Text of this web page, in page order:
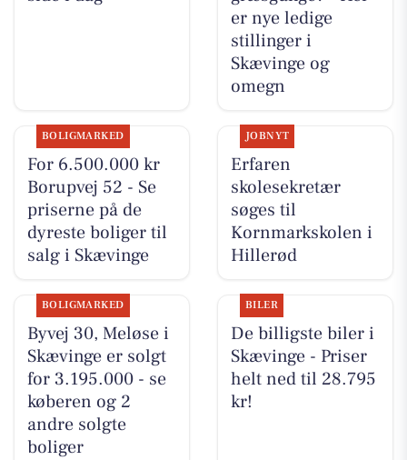
er nye ledige
stillinger i
Skævinge og
omegn
BOLIGMARKED
For 6.500.000 kr
Borupvej 52 - Se
priserne på de
dyreste boliger til
salg i Skævinge
JOBNYT
Erfaren
skolesekretær
søges til
Kornmarkskolen i
Hillerød
BOLIGMARKED
Byvej 30, Meløse i
Skævinge er solgt
for 3.195.000 - se
køberen og 2
andre solgte
boliger
BILER
De billigste biler i
Skævinge - Priser
helt ned til 28.795
kr!